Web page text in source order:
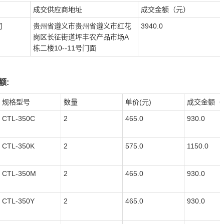
成交供应商地址 成交金额（元）
贵州省遵义市贵州省遵义市红花
岗区长征街道坪丰农产品市场A
栋二楼10--11号门面
3940.0
:
规格型号 数量 单价(元) 成交金额
CTL-350C 2 465.0 930.0
CTL-350K 2 575.0 1150.0
CTL-350M 2 465.0 930.0
CTL-350Y 2 465.0 930.0